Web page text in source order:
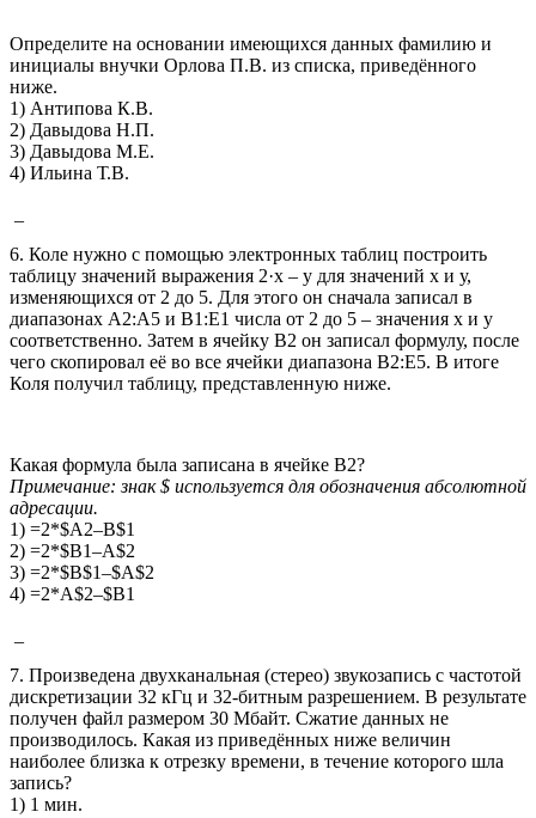
Определите на основании имеющихся данных фамилию и
инициалы внучки Орлова П.В. из списка, приведённого
ниже.
1) Антипова К.В.
2) Давыдова Н.П.
3) Давыдова М.Е.
4) Ильина Т.В.
6. Коле нужно с помощью электронных таблиц построить
таблицу значений выражения 2·x – y для значений х и у,
изменяющихся от 2 до 5. Для этого он сначала записал в
диапазонах А2:А5 и В1:Е1 числа от 2 до 5 – значения х и y
соответственно. Затем в ячейку В2 он записал формулу, после
чего скопировал её во все ячейки диапазона B2:E5. В итоге
Коля получил таблицу, представленную ниже.
Какая формула была записана в ячейке В2?
Примечание: знак $ используется для обозначения абсолютной
адресации.
1) =2*$A2–B$1
2) =2*$B1–A$2
3) =2*$B$1–$A$2
4) =2*A$2–$B1
7. Произведена двухканальная (стерео) звукозапись с частотой
дискретизации 32 кГц и 32-битным разрешением. В результате
получен файл размером 30 Мбайт. Сжатие данных не
производилось. Какая из приведённых ниже величин
наиболее близка к отрезку времени, в течение которого шла
запись?
1) 1 мин.